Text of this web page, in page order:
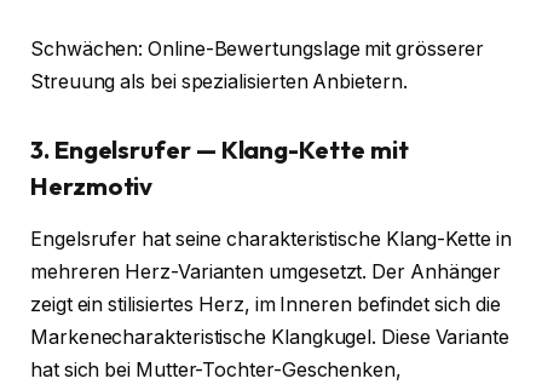
Schwächen: Online-Bewertungslage mit grösserer
Streuung als bei spezialisierten Anbietern.
3. Engelsrufer — Klang-Kette mit
Herzmotiv
Engelsrufer hat seine charakteristische Klang-Kette in
mehreren Herz-Varianten umgesetzt. Der Anhänger
zeigt ein stilisiertes Herz, im Inneren befindet sich die
Markenecharakteristische Klangkugel. Diese Variante
hat sich bei Mutter-Tochter-Geschenken,